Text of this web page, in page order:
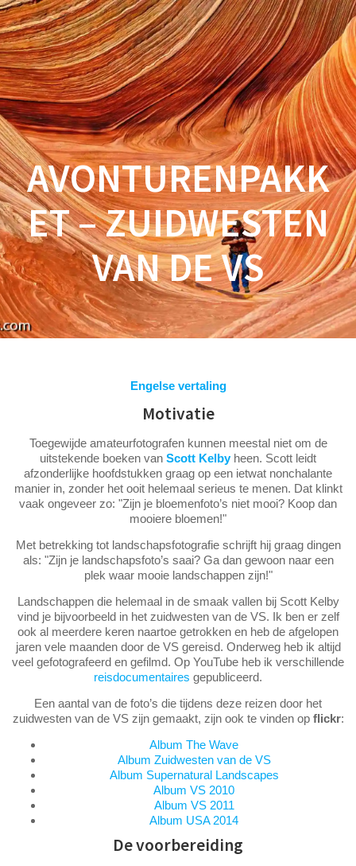
Spring
naar
inhoud
AVONTURENPAKK
ET – ZUIDWESTEN
VAN DE VS
Engelse vertaling
Motivatie
Toegewijde amateurfotografen kunnen meestal niet om de
uitstekende boeken van Scott Kelbyheen. Scott leidt
afzonderlijke hoofdstukken graag op een ietwat nonchalante
manier in, zonder het ooit helemaal serieus te menen. Dat klinkt
vaak ongeveer zo: "Zijn je bloemenfoto’s niet mooi? Koop dan
mooiere bloemen!"
Met betrekking tot landschapsfotografie schrijft hij graag dingen
als: "Zijn je landschapsfoto’s saai? Ga dan gewoon naar een
plek waar mooie landschappen zijn!"
Landschappen die helemaal in de smaak vallen bij Scott Kelby
vind je bijvoorbeeld in het zuidwesten van de VS. Ik ben er zelf
ook al meerdere keren naartoe getrokken en heb de afgelopen
jaren vele maanden door de VS gereisd. Onderweg heb ik altijd
veel gefotografeerd en gefilmd. Op YouTube heb ik verschillende
reisdocumentaires gepubliceerd.
Een aantal van de foto’s die tijdens deze reizen door het
zuidwesten van de VS zijn gemaakt, zijn ook te vinden op flickr:
Album The Wave
Album Zuidwesten van de VS
Album Supernatural Landscapes
Album VS 2010
Album VS 2011
Album USA 2014
De voorbereiding